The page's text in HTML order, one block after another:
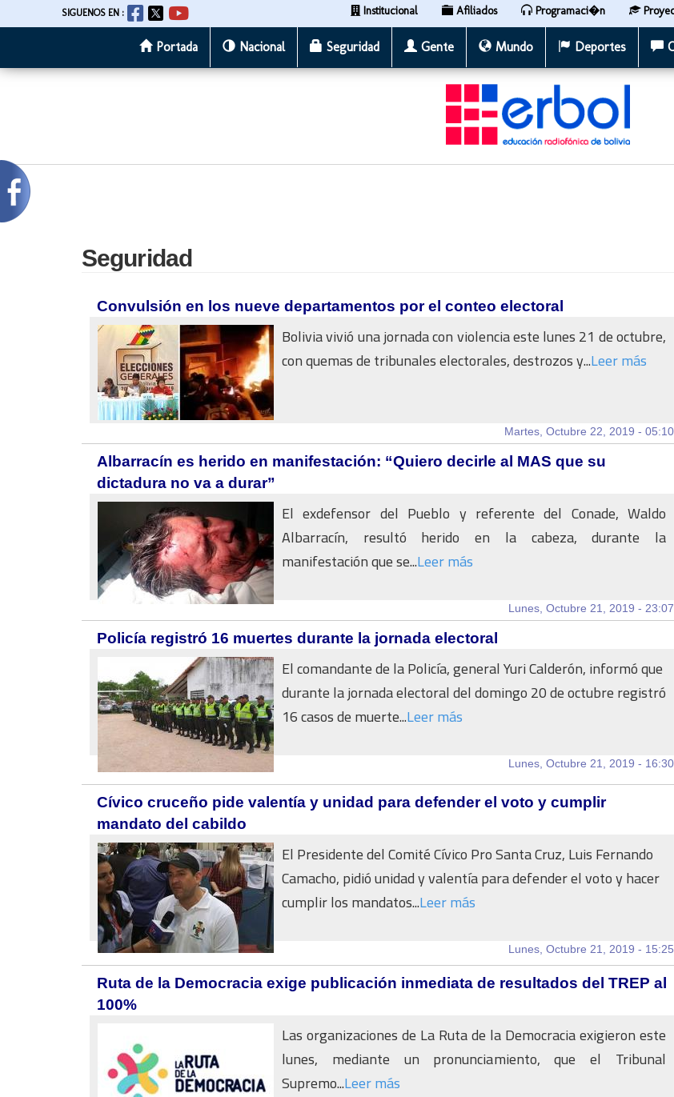
al
SIGUENOS EN : Institucional Afiliados Programaci�n
Portada Nacional Seguridad Gente Mundo Deportes
Seguridad
Convulsión en los nueve departamentos por el conteo electoral
Bolivia vivió una jornada con violencia este lunes 21 de octubre,
con quemas de tribunales electorales, destrozos y...Leer más
Martes, Octubre 22, 2019 - 05:10
Albarracín es herido en manifestación: “Quiero decirle al MAS que su
dictadura no va a durar”
El exdefensor del Pueblo y referente del Conade, Waldo
Albarracín, resultó herido en la cabeza, durante la
manifestación que se...Leer más
Lunes, Octubre 21, 2019 - 23:07
Policía registró 16 muertes durante la jornada electoral
El comandante de la Policía, general Yuri Calderón, informó que
durante la jornada electoral del domingo 20 de octubre registró
16 casos de muerte...Leer más
Lunes, Octubre 21, 2019 - 16:30
Cívico cruceño pide valentía y unidad para defender el voto y cumplir
mandato del cabildo
El Presidente del Comité Cívico Pro Santa Cruz, Luis Fernando
Camacho, pidió unidad y valentía para defender el voto y hacer
cumplir los mandatos...Leer más
Lunes, Octubre 21, 2019 - 15:25
Ruta de la Democracia exige publicación inmediata de resultados del TREP al
100%
Las organizaciones de La Ruta de la Democracia exigieron este
lunes, mediante un pronunciamiento, que el Tribunal
Supremo...Leer más